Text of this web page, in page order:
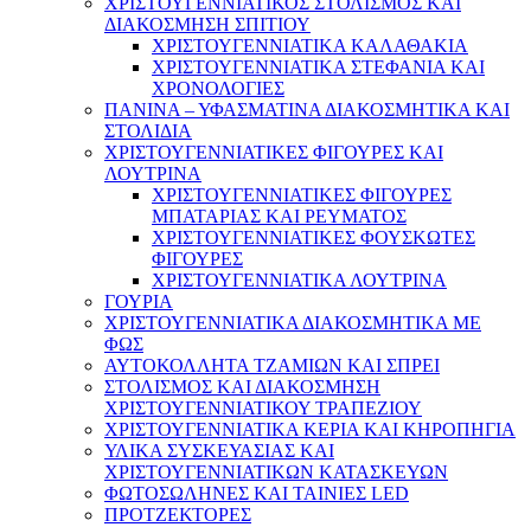
ΔΙΑΚΟΣΜΗΣΗ ΣΠΙΤΙΟΥ
ΧΡΙΣΤΟΥΓΕΝΝΙΑΤΙΚΑ ΚΑΛΑΘΑΚΙΑ
ΧΡΙΣΤΟΥΓΕΝΝΙΑΤΙΚΑ ΣΤΕΦΑΝΙΑ ΚΑΙ
ΧΡΟΝΟΛΟΓΙΕΣ
ΠΑΝΙΝΑ – ΥΦΑΣΜΑΤΙΝΑ ΔΙΑΚΟΣΜΗΤΙΚΑ ΚΑΙ
ΣΤΟΛΙΔΙΑ
ΧΡΙΣΤΟΥΓΕΝΝΙΑΤΙΚΕΣ ΦΙΓΟΥΡΕΣ ΚΑΙ
ΛΟΥΤΡΙΝΑ
ΧΡΙΣΤΟΥΓΕΝΝΙΑΤΙΚΕΣ ΦΙΓΟΥΡΕΣ
ΜΠΑΤΑΡΙΑΣ ΚΑΙ ΡΕΥΜΑΤΟΣ
ΧΡΙΣΤΟΥΓΕΝΝΙΑΤΙΚΕΣ ΦΟΥΣΚΩΤΕΣ
ΦΙΓΟΥΡΕΣ
ΧΡΙΣΤΟΥΓΕΝΝΙΑΤΙΚΑ ΛΟΥΤΡΙΝΑ
ΓΟΥΡΙΑ
ΧΡΙΣΤΟΥΓΕΝΝΙΑΤΙΚΑ ΔΙΑΚΟΣΜΗΤΙΚΑ ΜΕ
ΦΩΣ
ΑΥΤΟΚΟΛΛΗΤΑ ΤΖΑΜΙΩΝ ΚΑΙ ΣΠΡΕΙ
ΣΤΟΛΙΣΜΟΣ ΚΑΙ ΔΙΑΚΟΣΜΗΣΗ
ΧΡΙΣΤΟΥΓΕΝΝΙΑΤΙΚΟΥ ΤΡΑΠΕΖΙΟΥ
ΧΡΙΣΤΟΥΓΕΝΝΙΑΤΙΚΑ ΚΕΡΙΑ ΚΑΙ ΚΗΡΟΠΗΓΙΑ
ΥΛΙΚΑ ΣΥΣΚΕΥΑΣΙΑΣ ΚΑΙ
ΧΡΙΣΤΟΥΓΕΝΝΙΑΤΙΚΩΝ ΚΑΤΑΣΚΕΥΩΝ
ΦΩΤΟΣΩΛΗΝΕΣ ΚΑΙ ΤΑΙΝΙΕΣ LED
ΠΡΟΤΖΕΚΤΟΡΕΣ